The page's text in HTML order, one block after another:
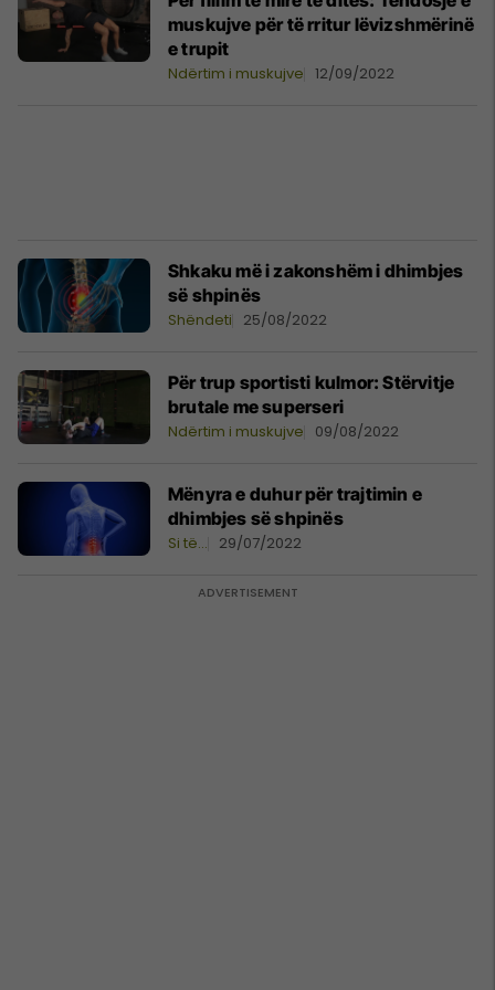
muskujve për të rritur lëvizshmërinë
e trupit
Ndërtim i muskujve 12/09/2022
Shkaku më i zakonshëm i dhimbjes
së shpinës
Shëndeti 25/08/2022
Për trup sportisti kulmor: Stërvitje
brutale me superseri
Ndërtim i muskujve 09/08/2022
Mënyra e duhur për trajtimin e
dhimbjes së shpinës
Si të… 29/07/2022